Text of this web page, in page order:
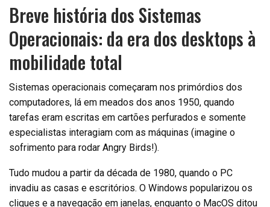
Breve história dos Sistemas
Operacionais: da era dos desktops à
mobilidade total
Sistemas operacionais começaram nos primórdios dos
computadores, lá em meados dos anos 1950, quando
tarefas eram escritas em cartões perfurados e somente
especialistas interagiam com as máquinas (imagine o
sofrimento para rodar Angry Birds!).
Tudo mudou a partir da década de 1980, quando o PC
invadiu as casas e escritórios. O Windows popularizou os
cliques e a navegação em janelas, enquanto o MacOS ditou